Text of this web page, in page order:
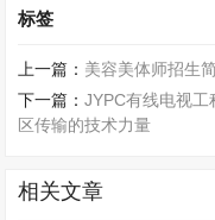
标签
上一篇： 美容美体师招生
下一篇：JYPC有线电视
区传输的技术力量
相关文章